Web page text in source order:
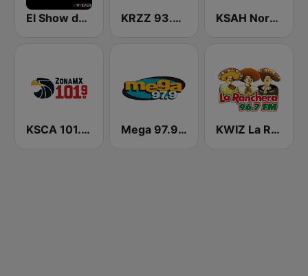
El Show de Piolín KRZZ 93.3 La Raza FM KSAH Norteño 720 y 104.1
KSCA 101.9 Los Angeles FM (US Only) Mega 97.9 FM KWIZ La Ranchera 96.7 FM (US Only)